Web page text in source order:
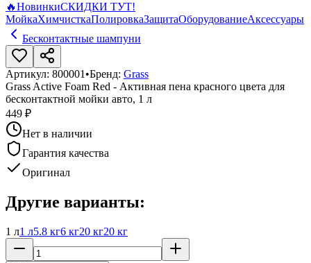
🔥НовинкиСКИДКИ ТУТ!
МойкаХимчисткаПолировкаЗащитаОборудованиеАксессуары
Бесконтактные шампуни
Артикул: 800001 •Бренд: Grass
Grass Active Foam Red - Активная пена красного цвета для
бесконтактной мойки авто, 1 л
449 ₽
Нет в наличии
Гарантия качества
Оригинал
Другие варианты:
1 л1 л5.8 кг6 кг20 кг20 кг